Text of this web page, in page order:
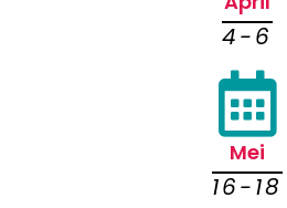
4-6
Mei
16-18